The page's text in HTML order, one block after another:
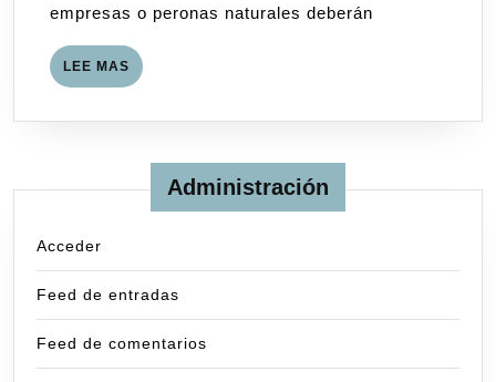
empresas o peronas naturales deberán
LEE MAS LEE
MAS
Administración
Acceder
Feed de entradas
Feed de comentarios